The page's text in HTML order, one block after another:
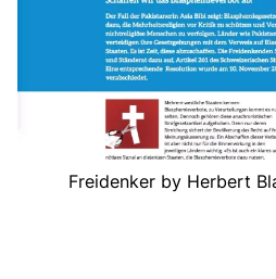
Freidenker by Herbert